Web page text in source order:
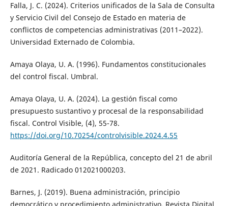
Falla, J. C. (2024). Criterios unificados de la Sala de Consulta
y Servicio Civil del Consejo de Estado en materia de
conflictos de competencias administrativas (2011–2022).
Universidad Externado de Colombia.
Amaya Olaya, U. A. (1996). Fundamentos constitucionales
del control fiscal. Umbral.
Amaya Olaya, U. A. (2024). La gestión fiscal como
presupuesto sustantivo y procesal de la responsabilidad
fiscal. Control Visible, (4), 55-78.
https://doi.org/10.70254/controlvisible.2024.4.55
Auditoría General de la República, concepto del 21 de abril
de 2021. Radicado 012021000203.
Barnes, J. (2019). Buena administración, principio